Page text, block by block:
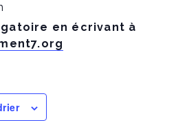
en écrivant à